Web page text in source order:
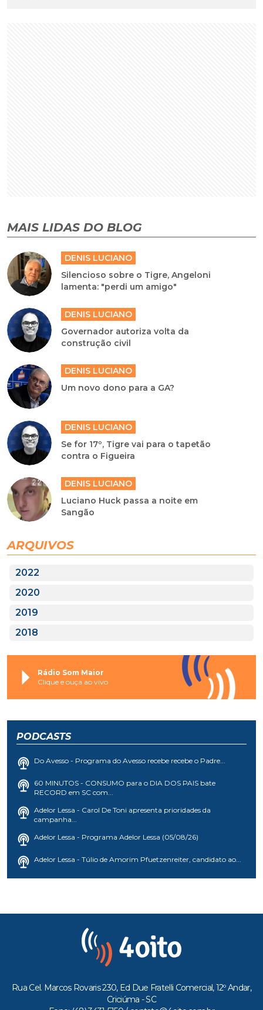
MAIS LIDAS DO BLOG
DENIS LUCIANO
Silencioso sobre o Tigre, Angeloni
lamenta: "perdi um amigo"
DENIS LUCIANO
Governador autoriza volta da
construção civil
DENIS LUCIANO
Um novo dono para a GA?
DENIS LUCIANO
Se for 17º, Tigre vai para o tapetão
contra o Figueira
DENIS LUCIANO
Luciano Huck passa a noite em
Sangão
ARQUIVOS
2022
2020
2019
2018
Rádio Som Maior
Clique e ouça ao vivo
PODCASTS
Do Avesso - Programa do Avesso recebe recebe o Padre...
60 MINUTOS - CONSUMO para o DIA DOS PAIS bate
RECORD em SC com...
Adelor Lessa - Carol De Toni apresenta prioridades da
campanha...
Adelor Lessa - Programa Adelor Lessa (05/08/26)
Adelor Lessa - Túlio de Amorim Pfuetzenreiter, candidato ao...
Rua Cel. Marcos Rovaris 230, Ed Due Fratelli Comercial, 12º Andar,
Criciúma - SC